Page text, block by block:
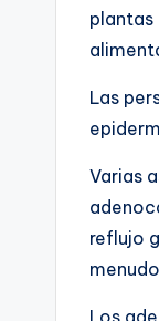
plantas
Las
Varias
reflujo
Los